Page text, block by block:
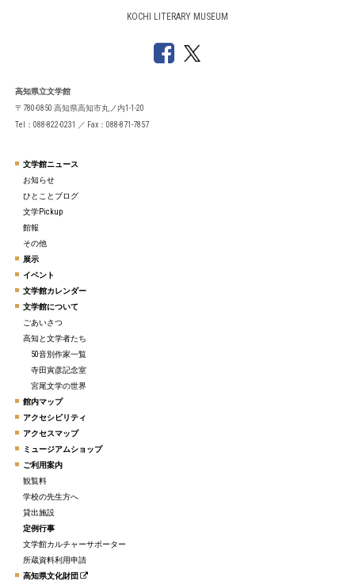
KOCHI LITERARY MUSEUM
高知県立文学館
〒780-0850 高知県高知市丸ノ内1-1-20
Tel：088-822-0231 ／ Fax：088-871-7857
文学館ニュース
お知らせ
ひとことブログ
文学Pickup
館報
その他
展示
イベント
文学館カレンダー
文学館について
ごあいさつ
高知と文学者たち
50音別作家一覧
寺田寅彦記念室
宮尾文学の世界
館内マップ
アクセシビリティ
アクセスマップ
ミュージアムショップ
ご利用案内
観覧料
学校の先生方へ
貸出施設
定例行事
文学館カルチャーサポーター
所蔵資料利用申請
高知県文化財団